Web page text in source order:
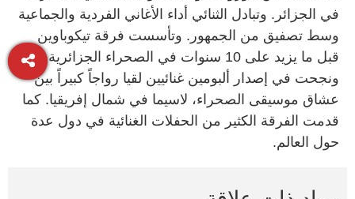
في الجزائر. وتبادل الثنائي أداء الأغاني الفردية والجماعية
وسط تصفيق من الجمهور. وتأسست فرقة تيكوباوين
قبل ما يزيد على 10 سنوات في الصحراء الجزائرية،
ونجحت في إصدار ألبومين غنائيين لقيا رواجاً كبيراً بين
عشاق موسيقى الصحراء، لاسيما في شمال إفريقيا. كما
قدمت الفرقة الكثير من الحفلات الغنائية في دول عدة
حول العالم.